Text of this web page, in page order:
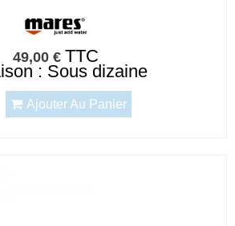
49,00 € TTC
: Sous dizaine
Ajouter Au Panier